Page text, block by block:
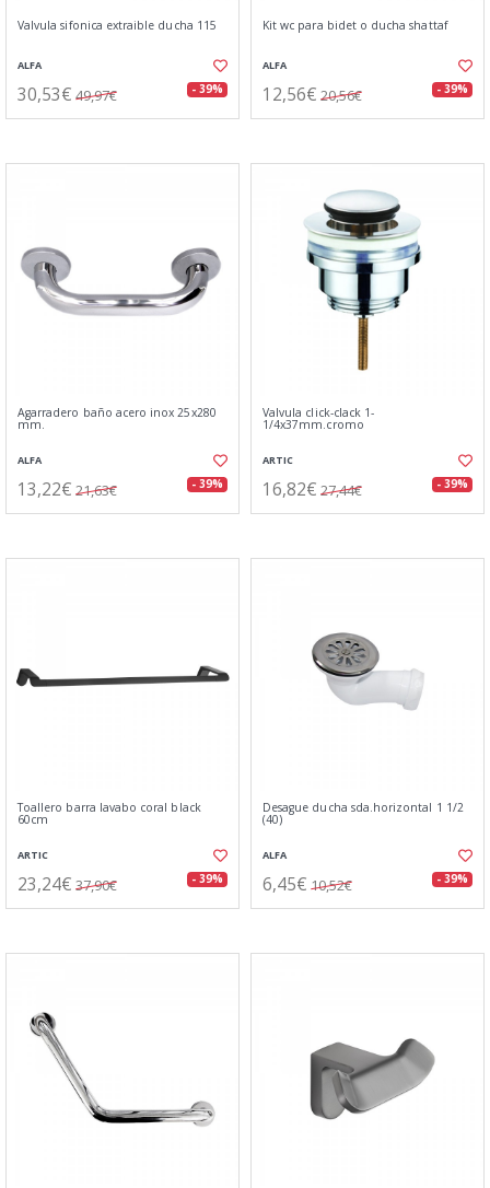
Valvula sifonica extraible ducha 115
ALFA
30,53€ 49,97€ - 39%
Kit wc para bidet o ducha shattaf
ALFA
12,56€ 20,56€ - 39%
Agarradero baño acero inox 25x280
mm.
ALFA
13,22€ 21,63€ - 39%
Valvula click-clack 1-
1/4x37mm.cromo
ARTIC
16,82€ 27,44€ - 39%
Toallero barra lavabo coral black
60cm
ARTIC
23,24€ 37,90€ - 39%
Desague ducha sda.horizontal 1 1/2
(40)
ALFA
6,45€ 10,52€ - 39%